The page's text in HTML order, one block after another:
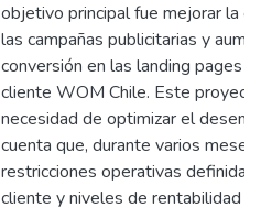
objetivo principal fue mejorar la
las campañas publicitarias y
conversión en las landing pages
cliente WOM Chile. Este
necesidad de optimizar el
cuenta que, durante varios
restricciones operativas
cliente y niveles de rentabilidad